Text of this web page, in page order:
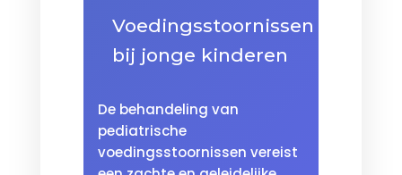
Voedingsstoornissen
bij jonge kinderen
De behandeling van
pediatrische
voedingsstoornissen vereist